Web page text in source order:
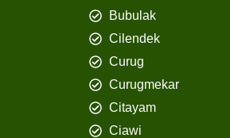
Bubulak
Cilendek
Curug
Curugmekar
Citayam
Ciawi